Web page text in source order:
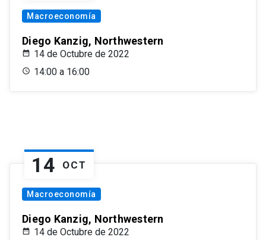
Macroeconomía
Diego Kanzig, Northwestern
14 de Octubre de 2022
14:00 a 16:00
14 OCT
Macroeconomía
Diego Kanzig, Northwestern
14 de Octubre de 2022